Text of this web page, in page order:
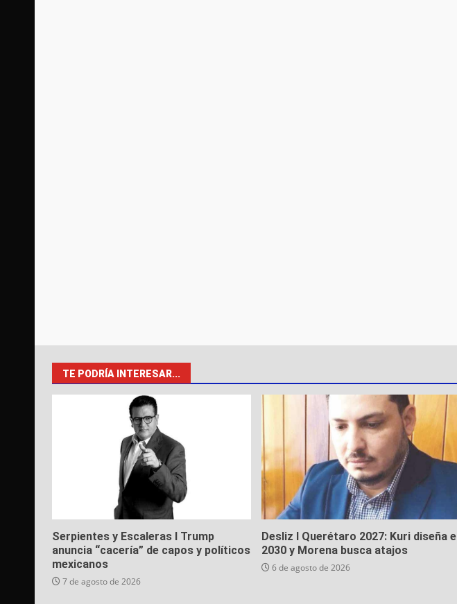
TE PODRÍA INTERESAR...
Serpientes y Escaleras I Trump
anuncia “cacería” de capos y políticos
mexicanos
7 de agosto de 2026
Desliz I Querétaro 2027: Kuri diseña el
2030 y Morena busca atajos
6 de agosto de 2026